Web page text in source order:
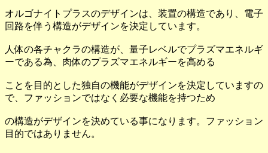
オルゴナイトプラスのデザインは、装置の構造であり、電子
回路を伴う構造がデザインを決定しています。
人体の各チャクラの構造が、量子レベルでプラズマエネルギ
ーである為、肉体のプラズマエネルギーを高める
ことを目的とした独自の機能がデザインを決定していますの
で、ファッションではなく必要な機能を持つため
の構造がデザインを決めている事になります。ファッション
目的ではありません。